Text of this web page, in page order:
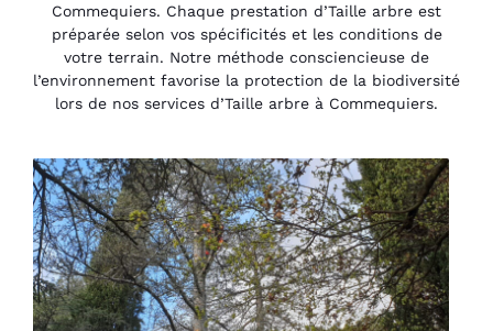
Commequiers. Chaque prestation d’Taille arbre est
préparée selon vos spécificités et les conditions de
votre terrain. Notre méthode consciencieuse de
l’environnement favorise la protection de la biodiversité
lors de nos services d’Taille arbre à Commequiers.